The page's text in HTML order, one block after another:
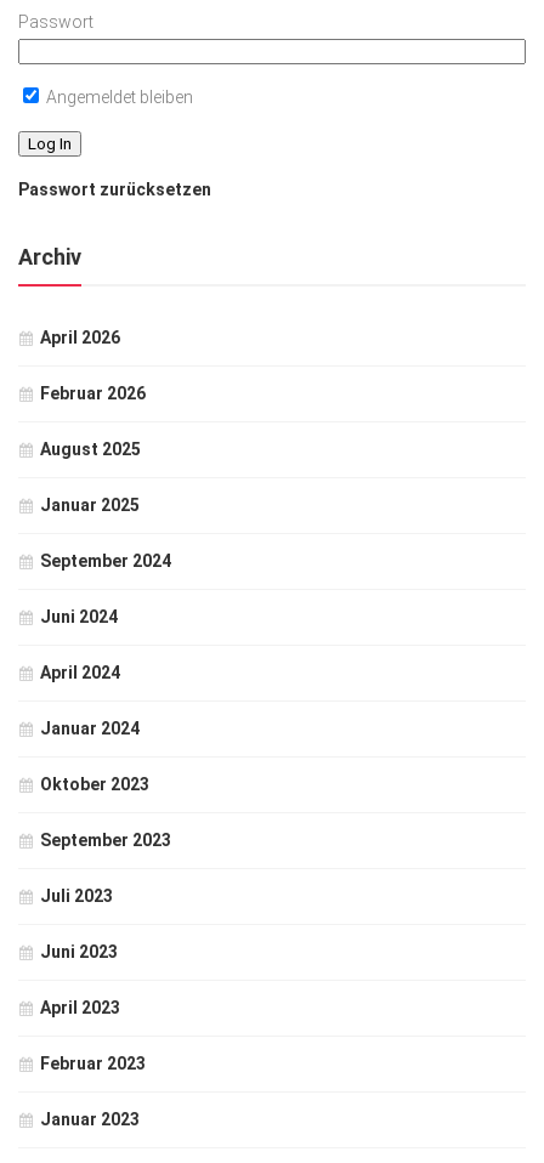
Passwort
Angemeldet bleiben
Passwort zurücksetzen
Archiv
April 2026
Februar 2026
August 2025
Januar 2025
September 2024
Juni 2024
April 2024
Januar 2024
Oktober 2023
September 2023
Juli 2023
Juni 2023
April 2023
Februar 2023
Januar 2023